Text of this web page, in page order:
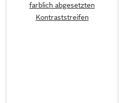
farblich abgesetzten
Kontraststreifen